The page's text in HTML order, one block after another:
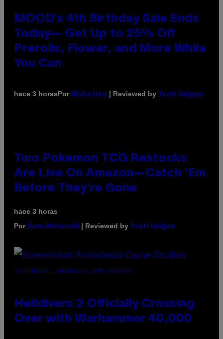
MOOD’s 4th Birthday Sale Ends
Today— Get Up to 25% Off
Prerolls, Flower, and More While
You Can
hace 3 horasPor Maha Haq | Reviewed by Ysolt Usigan
Two Pokemon TCG Restocks
Are Live On Amazon—Catch ‘Em
Before They’re Gone
hace 3 horas
Por Sam Watanuki | Reviewed by Ysolt Usigan
SCREENSHOT: ARROWHEAD GAME STUDIOS
Helldivers 2 Officially Crossing
Over with Warhammer 40,000